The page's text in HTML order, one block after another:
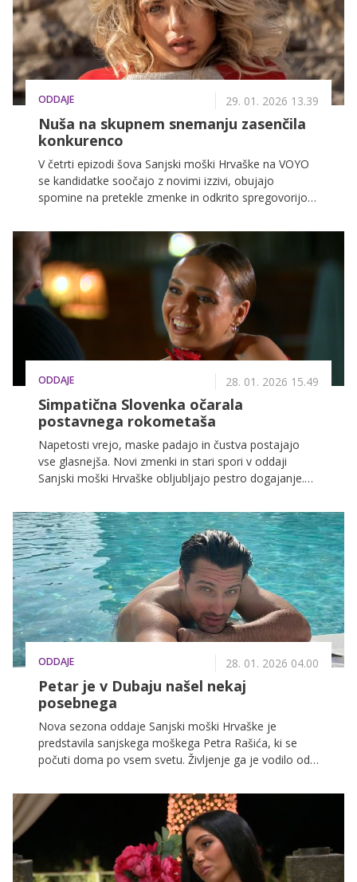
ODDAJE 29. 01. 2026 13.39
Nuša na skupnem snemanju zasenčila
konkurenco
V četrti epizodi šova Sanjski moški Hrvaške na VOYO
se kandidatke soočajo z novimi izzivi, obujajo
spomine na pretekle zmenke in odkrito spregovorijo o
medtem ko se nekatere zveze poglabljajo, druge pa
ostajajo v negotovosti, kar bo vodilo do odločilnih
prihodnjih srečanj.
ODDAJE 28. 01. 2026 15.49
Simpatična Slovenka očarala
postavnega rokometaša
Napetosti vrejo, maske padajo in čustva postajajo
vse glasnejša. Novi zmenki in stari spori v oddaji
Sanjski moški Hrvaške obljubljajo pestro dogajanje.
ODDAJE 28. 01. 2026 04.00
Petar je v Dubaju našel nekaj
posebnega
Nova sezona oddaje Sanjski moški Hrvaške je
predstavila sanjskega moškega Petra Rašića, ki se
počuti doma po vsem svetu. Življenje ga je vodilo od
ga je s svojo futuristično podobo, razkošjem in
neustavljivo energijo najbolj očaral.